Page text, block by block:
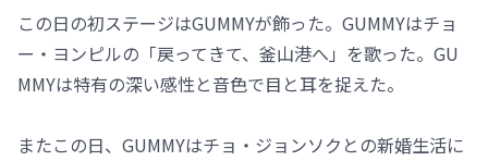
この日の初ステージはGUMMYが飾った。GUMMYはチョ
ー・ヨンピルの「戻ってきて、釜山港へ」を歌った。GU
MMYは特有の深い感性と音色で目と耳を捉えた。
またこの日、GUMMYはチョ・ジョンソクとの新婚生活に